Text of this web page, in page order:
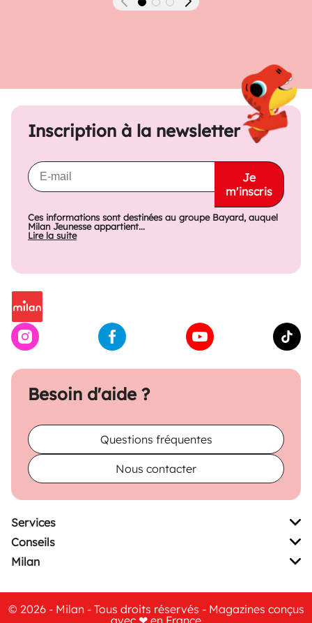
Précédent Suivant
Besoin d'aide ?
Questions fréquentes
Nous contacter
Inscription à la newsletter
Je
m'inscris
Ces informations sont destinées au groupe Bayard, auquel
Milan Jeunesse appartient...
Lire la suite
Services
Conseils
Milan
© 2026 - Milan - Tous droits réservés - Magazines conçus